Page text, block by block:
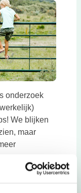
onderzoek
We blijken
maar
deelnemers